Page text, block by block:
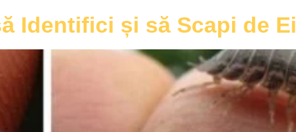
Identifici și să Scapi de Ei